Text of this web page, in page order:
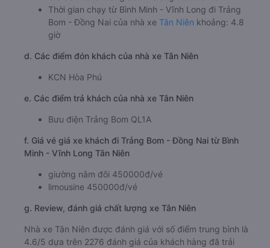
Thời gian chạy từ Bình Minh - Vĩnh Long đi Trảng
Bom - Đồng Nai của nhà xe Tân Niên khoảng: 4.8
giờ
d. Các điểm đón khách của nhà xe Tân Niên
KCN Hòa Phú
e. Các điểm trả khách của nhà xe Tân Niên
Bưu điện Trảng Bom QL1A
f. Giá vé giá xe khách đi Trảng Bom - Đồng Nai từ Bình
Minh - Vĩnh Long Tân Niên
giường nằm đôi 450000đ/vé
limousine 450000đ/vé
g. Review, đánh giá chất lượng xe Tân Niên
Nhà xe Tân Niên được đánh giá với số điểm trung bình là
4.6/5 dựa trên 2276 đánh giá của khách hàng đã trải